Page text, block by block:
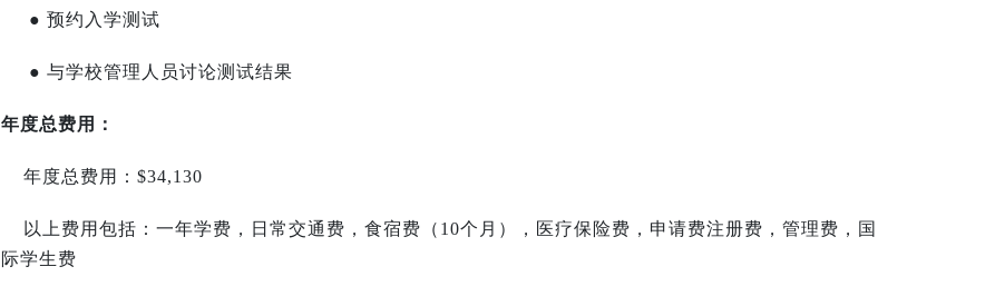
● 预约入学测试
● 与学校管理人员讨论测试结果
年度总费用：
年度总费用：$34,130
以上费用包括：一年学费，日常交通费，食宿费（10个月），医疗保险费，申请费注册费，管理费，国
际学生费